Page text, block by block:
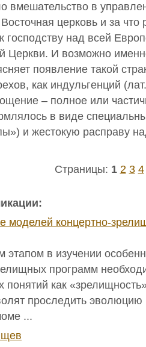
вмешательство в
церковь и за
господству над всей
Церкви. И возможно
появление такой
как индульгенций
– полное или
в виде
и жестокую расправу
Страницы: 1 2 3 4
моделей концертно-
в изучении
программ
понятий как
проследить
...